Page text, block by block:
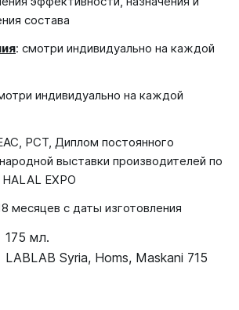
состава
: смотри индивидуально на каждой
индивидуально на каждой
PCT, Диплом постоянного
выставки производителей по
EXPO
месяцев с даты изготовления
175 мл.
LABLAB Syria, Homs, Maskani 715